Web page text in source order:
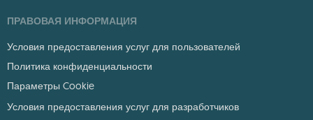
ПРАВОВАЯ ИНФОРМАЦИЯ
Условия предоставления услуг для пользователей
Политика конфиденциальности
Параметры Cookie
Условия предоставления услуг для разработчиков